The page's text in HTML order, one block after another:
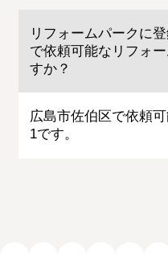
リフォームパークに
で依頼可能なリフォ
すか？
広島市佐伯区で依頼
1です。